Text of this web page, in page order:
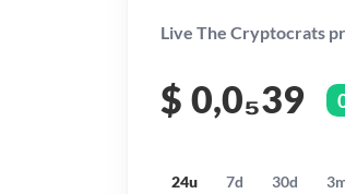
Live The Cryptocrats
$ 0,0₅39
24u 7d 30d